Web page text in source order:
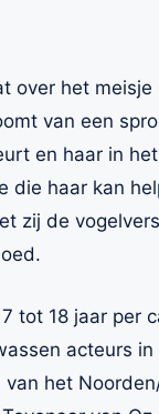
over het
van een
en haar in
die haar kan
zij de
18 jaar per
acteurs in
het